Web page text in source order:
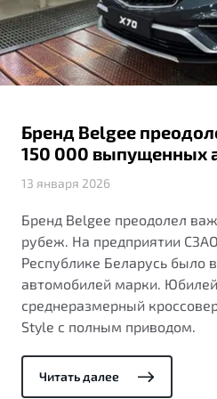
Яркий кроссовер
Обзор В наличии
S50
Элегантный и практичный
Автокредит
Трейд-ин
Страхование
Узнайте о специальных
ПОДДЕРЖКА
Гарантия Belgee
Belgee Линк
Belgee Плюс
Реферальная программа
Помощь на дорогах
О дилерском центре
Правовая информация
Бренд Belgee
150 000 выпущенных
13 января 2026
Бренд Belgee преодолел
рубеж. На предприятии
Республике Беларусь было
автомобилей марки.
среднеразмерный
Style с полным приводом.
Читать далее